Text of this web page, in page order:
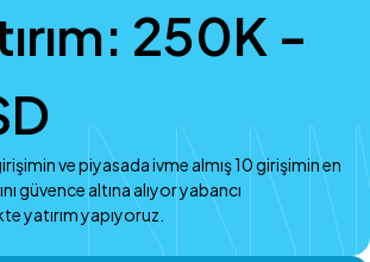
250K -
ve piyasada ivme almış 10 girişimin en
güvence altına alıyor yabancı
yatırım yapıyoruz.